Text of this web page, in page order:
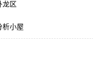
龙区
析小屋